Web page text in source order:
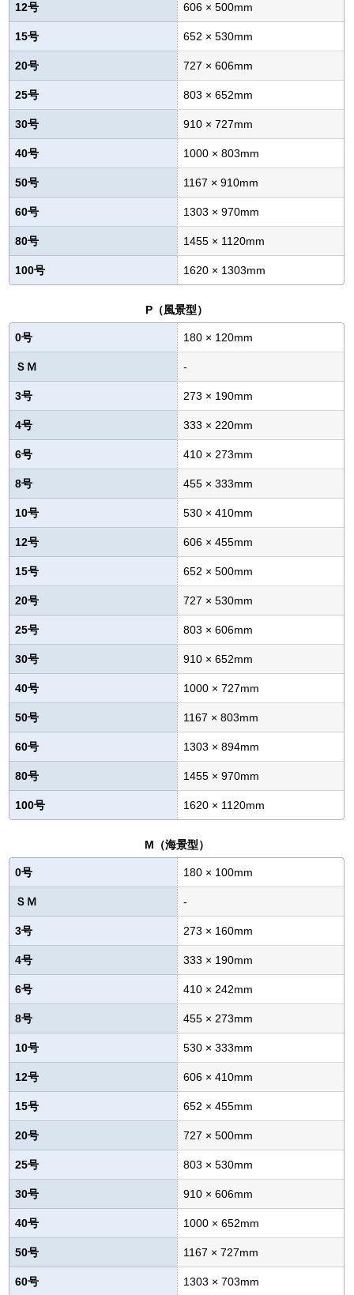
12号 606 × 500mm
15号 652 × 530mm
20号 727 × 606mm
25号 803 × 652mm
30号 910 × 727mm
40号 1000 × 803mm
50号 1167 × 910mm
60号 1303 × 970mm
80号 1455 × 1120mm
100号 1620 × 1303mm
P（風景型）
0号 180 × 120mm
ＳＭ -
3号 273 × 190mm
4号 333 × 220mm
6号 410 × 273mm
8号 455 × 333mm
10号 530 × 410mm
12号 606 × 455mm
15号 652 × 500mm
20号 727 × 530mm
25号 803 × 606mm
30号 910 × 652mm
40号 1000 × 727mm
50号 1167 × 803mm
60号 1303 × 894mm
80号 1455 × 970mm
100号 1620 × 1120mm
M（海景型）
0号 180 × 100mm
ＳＭ -
3号 273 × 160mm
4号 333 × 190mm
6号 410 × 242mm
8号 455 × 273mm
10号 530 × 333mm
12号 606 × 410mm
15号 652 × 455mm
20号 727 × 500mm
25号 803 × 530mm
30号 910 × 606mm
40号 1000 × 652mm
50号 1167 × 727mm
60号 1303 × 703mm